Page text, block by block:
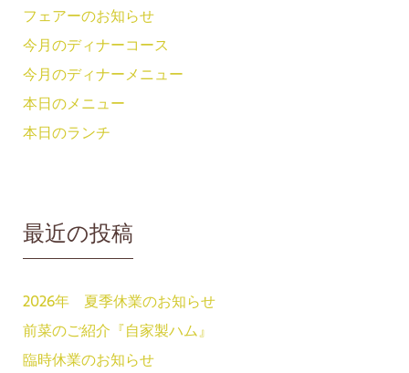
フェアーのお知らせ
今月のディナーコース
今月のディナーメニュー
本日のメニュー
本日のランチ
最近の投稿
2026年 夏季休業のお知らせ
前菜のご紹介『自家製ハム』
臨時休業のお知らせ